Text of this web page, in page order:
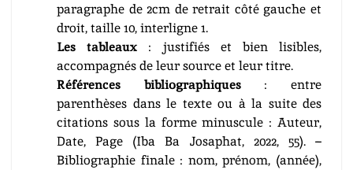
paragraphe de 2cm de retrait côté gauche et
droit, taille 10, interligne 1.
Les tableaux : justifiés et bien lisibles,
accompagnés de leur source et leur titre.
Références bibliographiques: entre
parenthèses dans le texte ou à la suite des
citations sous la forme minuscule : Auteur,
Date, Page (Iba Ba Josaphat, 2022, 55). –
Bibliographie finale : nom, prénom, (année),